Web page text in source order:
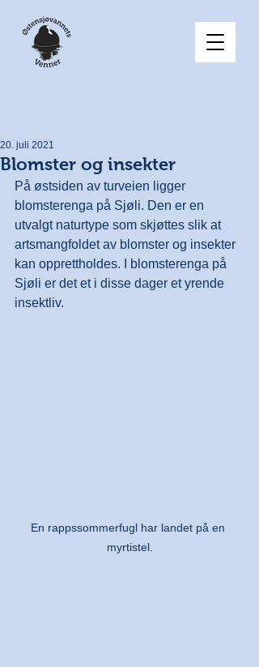
Blomster og insekter
20. juli 2021
På østsiden av turveien ligger
blomsterenga på Sjøli. Den er en
utvalgt naturtype som skjøttes slik at
artsmangfoldet av blomster og insekter
kan opprettholdes. I blomsterenga på
Sjøli er det et i disse dager et yrende
insektliv.
En rappssommerfugl har landet på en
myrtistel.